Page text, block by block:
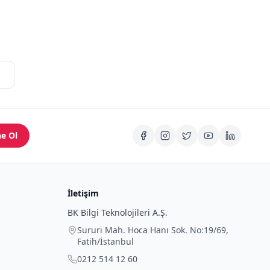
Ol
İletişim
BK Bilgi Teknolojileri A.Ş.
Sururi Mah. Hoca Hanı Sok. No:19/69,
Fatih/İstanbul
0212 514 12 60